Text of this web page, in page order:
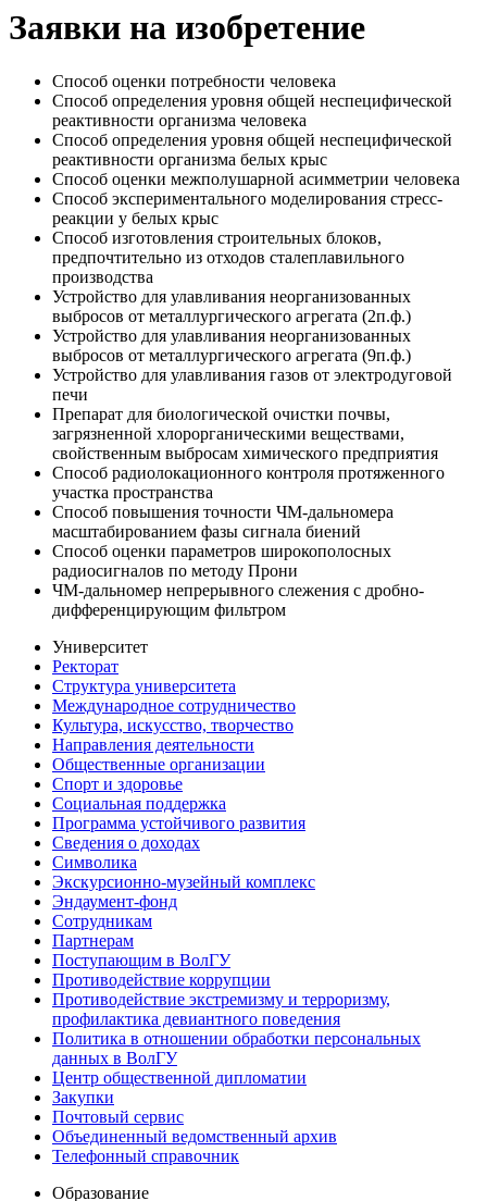
Заявки на изобретение
Способ оценки потребности человека
Способ определения уровня общей неспецифической
реактивности организма человека
Способ определения уровня общей неспецифической
реактивности организма белых крыс
Способ оценки межполушарной асимметрии человека
Способ экспериментального моделирования стресс-
реакции у белых крыс
Способ изготовления строительных блоков,
предпочтительно из отходов сталеплавильного
производства
Устройство для улавливания неорганизованных
выбросов от металлургического агрегата (2п.ф.)
Устройство для улавливания неорганизованных
выбросов от металлургического агрегата (9п.ф.)
Устройство для улавливания газов от электродуговой
печи
Препарат для биологической очистки почвы,
загрязненной хлорорганическими веществами,
свойственным выбросам химического предприятия
Способ радиолокационного контроля протяженного
участка пространства
Способ повышения точности ЧМ-дальномера
масштабированием фазы сигнала биений
Способ оценки параметров широкополосных
радиосигналов по методу Прони
ЧМ-дальномер непрерывного слежения с дробно-
дифференцирующим фильтром
Университет
Ректорат
Структура университета
Международное сотрудничество
Культура, искусство, творчество
Направления деятельности
Общественные организации
Спорт и здоровье
Социальная поддержка
Программа устойчивого развития
Сведения о доходах
Символика
Экскурсионно-музейный комплекс
Эндаумент-фонд
Сотрудникам
Партнерам
Поступающим в ВолГУ
Противодействие коррупции
Противодействие экстремизму и терроризму,
профилактика девиантного поведения
Политика в отношении обработки персональных
данных в ВолГУ
Центр общественной дипломатии
Закупки
Почтовый сервис
Объединенный ведомственный архив
Телефонный справочник
Образование